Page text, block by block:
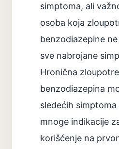
simptoma, ali
osoba koja
benzodiazepine
sve nabrojane
Hronična
benzodiazepina
sledećih
mnoge indikacije
korišćenje na